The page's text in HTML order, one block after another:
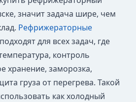
значит задача шире, чем
Рефрижераторные
для всех задач, где
контроль
хранение, заморозка,
груза от перегрева. Такой
как холодный